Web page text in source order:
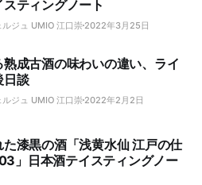
スティングノート
ジュ UMIO 江口崇 2022年3月25日
成古酒の味わいの違い、ライ
日談
ジュ UMIO 江口崇 2022年2月2日
た漆黒の酒「浅黄水仙 江戸の仕
」日本酒テイスティングノー